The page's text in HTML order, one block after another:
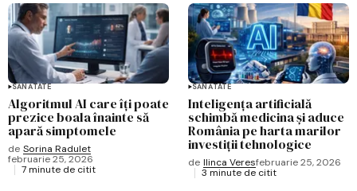
SĂNĂTATE
Algoritmul AI care îți poate
prezice boala înainte să
apară simptomele
de Sorina Radulet
februarie 25, 2026
7 minute de citit
SĂNĂTATE
Inteligența artificială
schimbă medicina și aduce
România pe harta marilor
investiții tehnologice
de Ilinca Veresfebruarie 25, 2026
3 minute de citit